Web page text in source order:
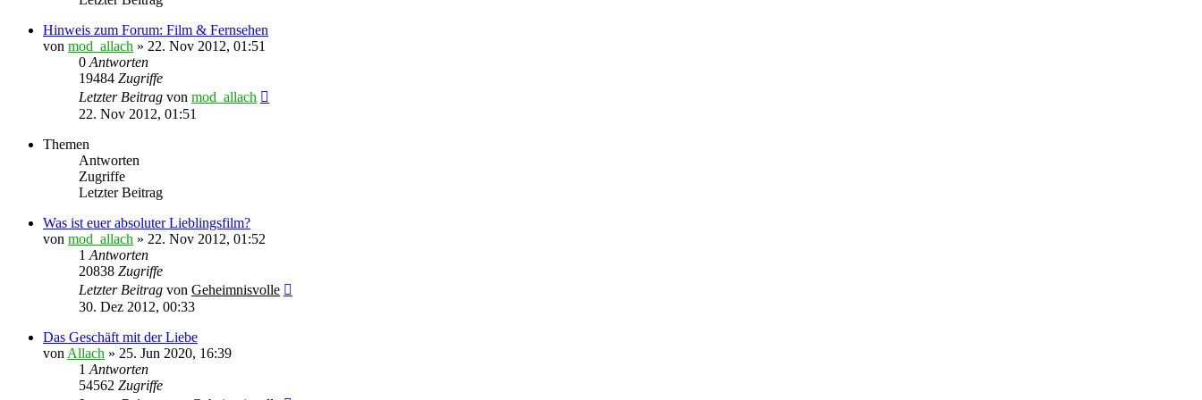
Hinweis zum Forum: Film & Fernsehen
von mod_allach » 22. Nov 2012, 01:51
0Antworten
19484 Zugriffe
Letzter Beitrag von mod_allach
22. Nov 2012, 01:51
Themen
Antworten
Zugriffe
Letzter Beitrag
Was ist euer absoluter Lieblingsfilm?
von mod_allach » 22. Nov 2012, 01:52
1Antworten
20838 Zugriffe
Letzter Beitrag von Geheimnisvolle
30. Dez 2012, 00:33
Das Geschäft mit der Liebe
vonAllach » 25. Jun 2020, 16:39
1Antworten
54562 Zugriffe